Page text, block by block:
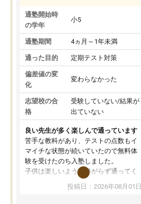
通塾開始時
の学年
小5
通塾期間 4ヵ月～1年未満
通った目的 定期テスト対策
偏差値の変
化
変わらなかった
志望校の合
格
受験していない/結果が
出ていない
良い先生が多く楽しんで通っています
苦手な教科があり、テストの点数もイ
マイチな状態が続いていたので無料体
験を受けたのち入塾しました。
子供は楽しいようで嫌がらず通ってく
先生は良い方が多く、いつも笑顔で対
投稿日：2026年08月01日